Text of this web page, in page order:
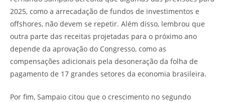
2025, como a arrecadação de fundos de investimentos e
offshores, não devem se repetir. Além disso, lembrou que
outra parte das receitas projetadas para o próximo ano
depende da aprovação do Congresso, como as
compensações adicionais pela desoneração da folha de
pagamento de 17 grandes setores da economia brasileira.
Por fim, Sampaio citou que o crescimento no segundo